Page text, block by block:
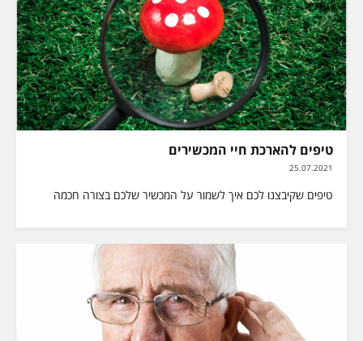
טיפים להארכת חיי המכשירים
25.07.2021
טיפים שקיבצנו לכם איך לשמור על המכשיר שלכם בצורה חכמה